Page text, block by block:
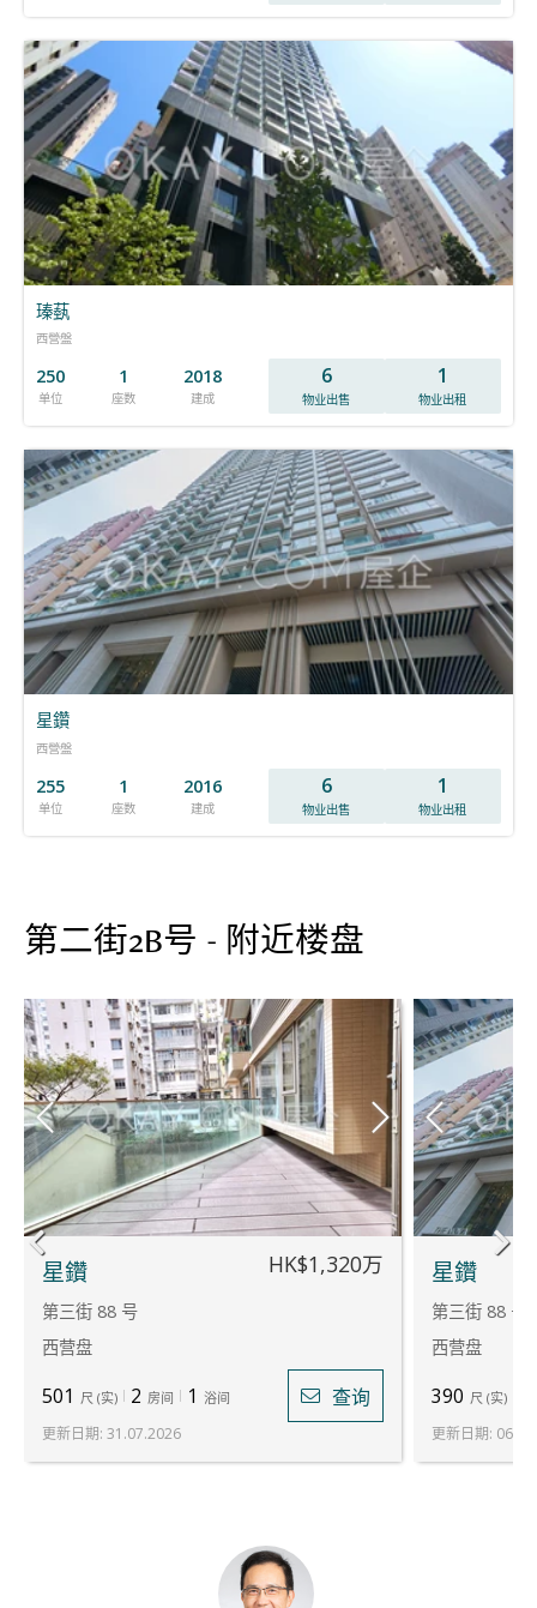
瑧蓺
西營盤
250
单位
1
座数
2018
建成
6
物业出售
1
物业出租
星鑽
西營盤
255
单位
1
座数
2016
建成
6
物业出售
1
物业出租
第二街2B号 - 附近楼盘
星鑽
第三街 88 号
西营盘
HK$1,320万
501 尺 (实) 2 房间 1 浴间 查询
更新日期: 31.07.2026
星鑽
第三街 88 号
西营盘
390 尺 (实)
更新日期: